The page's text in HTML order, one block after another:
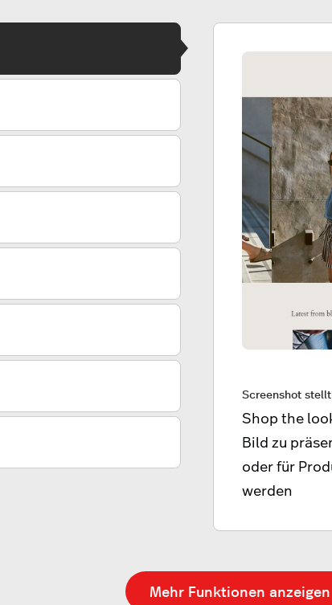
Screenshot
Shop the
Bild zu
oder für
werden
Mehr Funktionen anzeigen